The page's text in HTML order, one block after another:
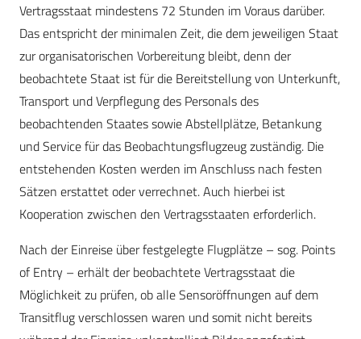
Vertragsstaat mindestens 72 Stunden im Voraus darüber.
Das entspricht der minimalen Zeit, die dem jeweiligen Staat
zur organisatorischen Vorbereitung bleibt, denn der
beobachtete Staat ist für die Bereitstellung von Unterkunft,
Transport und Verpflegung des Personals des
beobachtenden Staates sowie Abstellplätze, Betankung
und Service für das Beobachtungsflugzeug zuständig. Die
entstehenden Kosten werden im Anschluss nach festen
Sätzen erstattet oder verrechnet. Auch hierbei ist
Kooperation zwischen den Vertragsstaaten erforderlich.
Nach der Einreise über festgelegte Flugplätze – sog. Points
of Entry – erhält der beobachtete Vertragsstaat die
Möglichkeit zu prüfen, ob alle Sensoröffnungen auf dem
Transitflug verschlossen waren und somit nicht bereits